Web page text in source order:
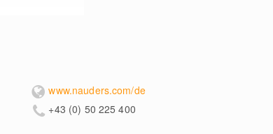
www.nauders.com/de
+43 (0) 50 225 400